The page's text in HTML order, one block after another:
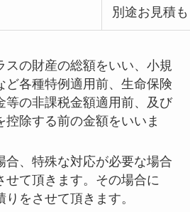
別途お見積
スの財産の総額をいい、小規
ど各種特例適用前、生命保険
等の非課税金額適用前、及び
控除する前の金額をいいま
合、特殊な対応が必要な場合
せて頂きます。その場合に
をさせて頂きます。